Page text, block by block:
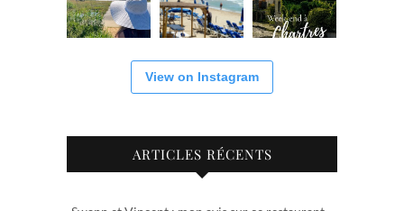
View on Instagram
ARTICLES RÉCENTS